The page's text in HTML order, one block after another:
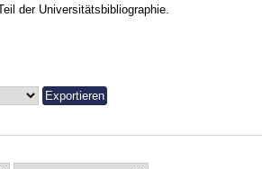
der Universitätsbibliographie.